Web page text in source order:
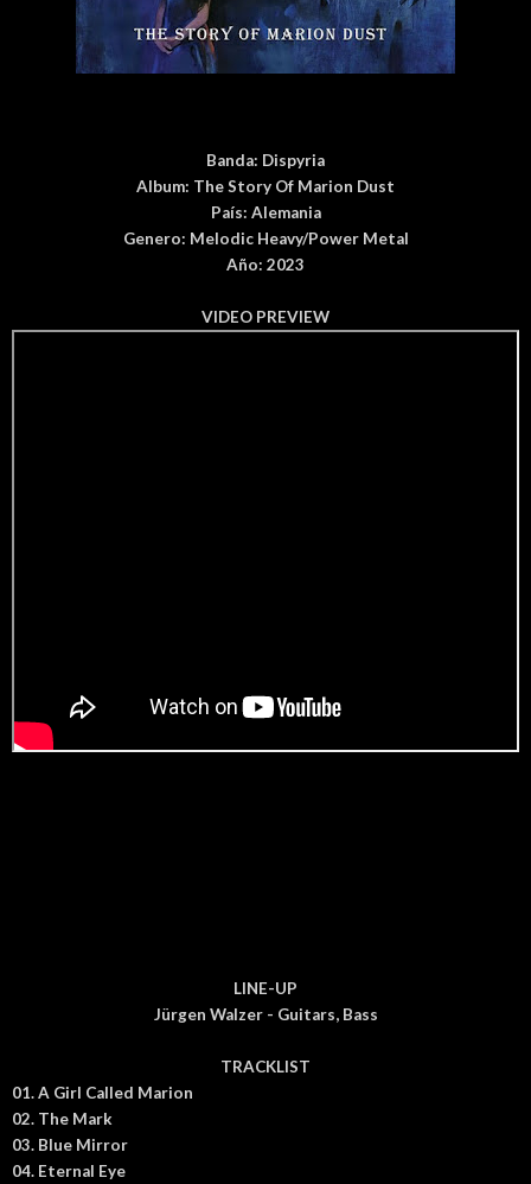
Banda: Dispyria
Album: The Story Of Marion Dust
País: Alemania
Genero: Melodic Heavy/Power Metal
Año: 2023
VIDEO PREVIEW
LINE-UP
Jürgen Walzer - Guitars, Bass
TRACKLIST
01. A Girl Called Marion
02. The Mark
03. Blue Mirror
04. Eternal Eye